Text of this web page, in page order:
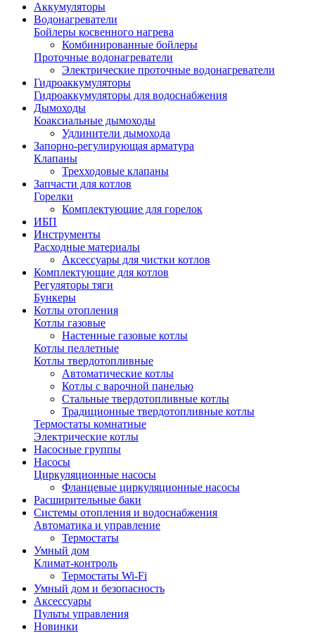
Аккумуляторы
Водонагреватели
Бойлеры косвенного нагрева
Комбинированные бойлеры
Проточные водонагреватели
Электрические проточные водонагреватели
Гидроаккумуляторы
Гидроаккумуляторы для водоснабжения
Дымоходы
Коаксиальные дымоходы
Удлинители дымохода
Запорно-регулирующая арматура
Клапаны
Трехходовые клапаны
Запчасти для котлов
Горелки
Комплектующие для горелок
ИБП
Инструменты
Расходные материалы
Аксессуары для чистки котлов
Комплектующие для котлов
Регуляторы тяги
Бункеры
Котлы отопления
Котлы газовые
Настенные газовые котлы
Котлы пеллетные
Котлы твердотопливные
Автоматические котлы
Котлы с варочной панелью
Стальные твердотопливные котлы
Традиционные твердотопливные котлы
Термостаты комнатные
Электрические котлы
Насосные группы
Насосы
Циркуляционные насосы
Фланцевые циркуляционные насосы
Расширительные баки
Системы отопления и водоснабжения
Автоматика и управление
Термостаты
Умный дом
Климат-контроль
Термостаты Wi-Fi
Умный дом и безопасность
Аксессуары
Пульты управления
Новинки